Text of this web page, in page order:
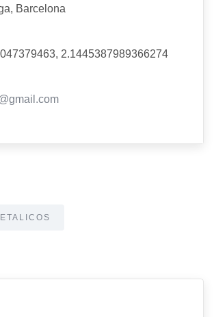
Barcelona
2.1445387989366274